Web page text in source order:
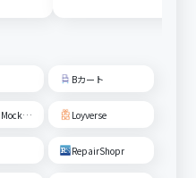
Bカート
Dynamic Mockups Loyverse
RepairShopr